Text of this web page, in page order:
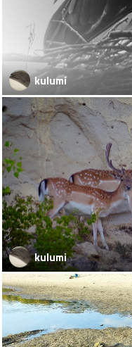
kulumi
kulumi